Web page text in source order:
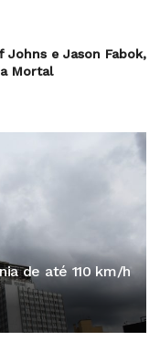
Johns e Jason Fabok,
Mortal
de até 110 km/h